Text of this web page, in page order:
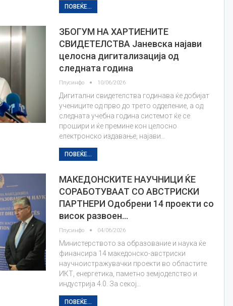
ПОВЕЌЕ...
ЗБОГУМ НА ХАРТИЕНИТЕ
СВИДЕТЕЛСТВА Јаневска најави
целосна дигитализација од
следната година
Плусинфо 10/06/2026
Дигитални свидетелства годинава ќе добијат
учениците од прво до трето одделение, а од
следната учебна година системот ќе се
прошири и ќе премине кон целосно
електронско издавање, најави…
ПОВЕЌЕ...
МАКЕДОНСКИТЕ НАУЧНИЦИ ЌЕ
СОРАБОТУВААТ СО АВСТРИСКИ
ПАРТНЕРИ Одобрени 14 проекти со
висок развоен…
Плусинфо 04/06/2026
Министерството за образование и наука ќе
финансира 14 македонско-австриски
научноистражувачки проекти во областите
ИКТ, енергетика, паметно земјоделство и
индустрија 4.0. За секој…
ПОВЕЌЕ...